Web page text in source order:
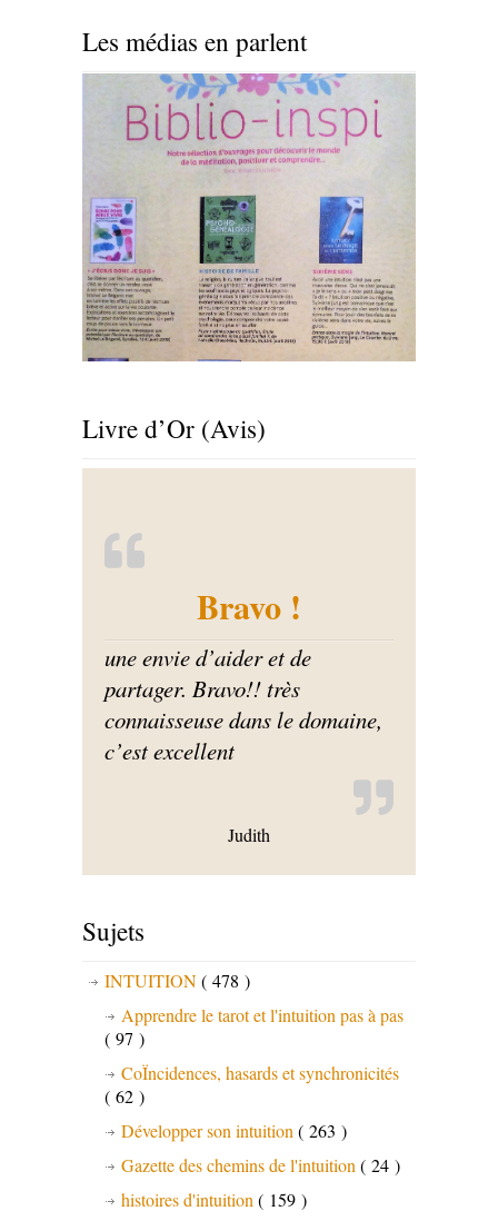
Les médias en parlent
Livre d’Or (Avis)
Bravo !
une envie d’aider et de
partager. Bravo!! très
connaisseuse dans le domaine,
c’est excellent
Judith
Sujets
INTUITION( 478 )
Apprendre le tarot et l'intuition pas à pas
( 97 )
CoÏncidences, hasards et synchronicités
( 62 )
Développer son intuition ( 263 )
Gazette des chemins de l'intuition ( 24 )
histoires d'intuition ( 159 )